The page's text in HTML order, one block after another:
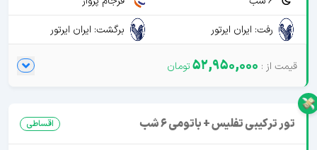
رفت: ایران ایرتور
برگشت: ایران ایرتور
52,950,000
تور ترکیبی تفلیس + باتومی 6 شب اقساطی